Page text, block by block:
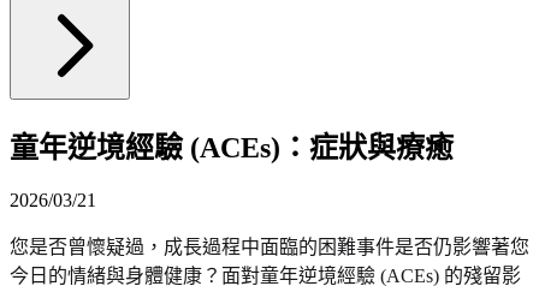
童年逆境經驗 (ACEs)：症狀與療癒
2026/03/21
您是否曾懷疑過，成長過程中面臨的困難事件是否仍影響著您
今日的情緒與身體健康？面對童年逆境經驗 (ACEs) 的殘留影